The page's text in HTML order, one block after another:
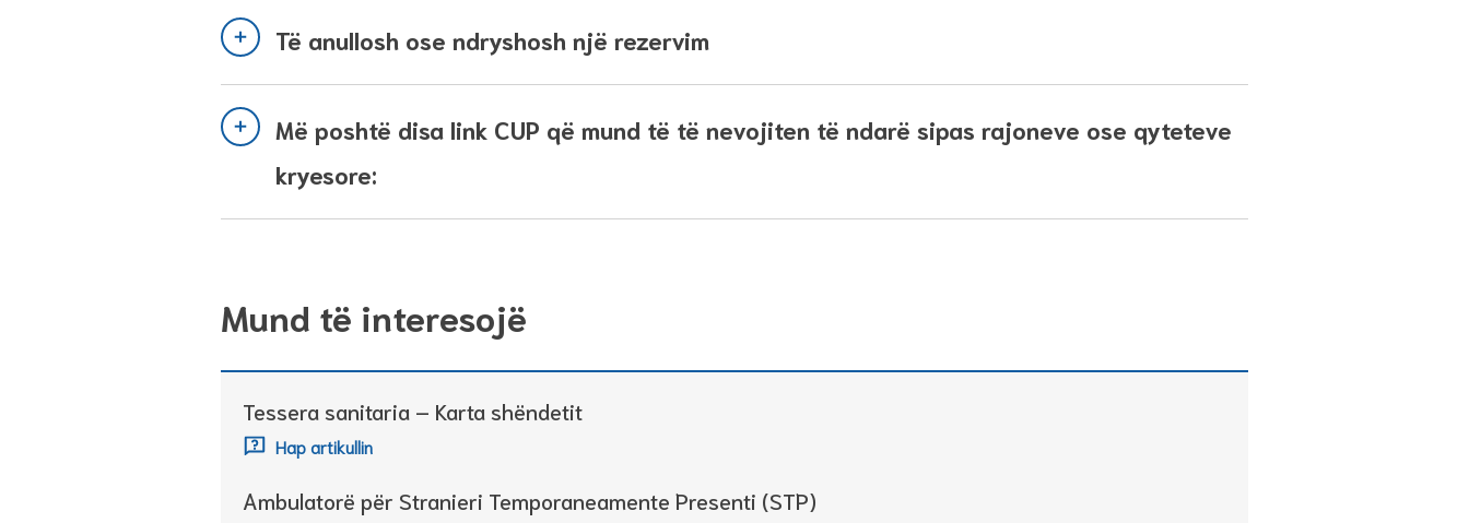
Të anullosh ose ndryshosh një rezervim
Më poshtë disa link CUP​ që mund të të nevojiten të ndarë sipas rajoneve ose qyteteve
kryesore:
Mund të interesojë
Tessera sanitaria – Karta shëndetit
Hap artikullin
Ambulatorë për Stranieri Temporaneamente Presenti (STP)